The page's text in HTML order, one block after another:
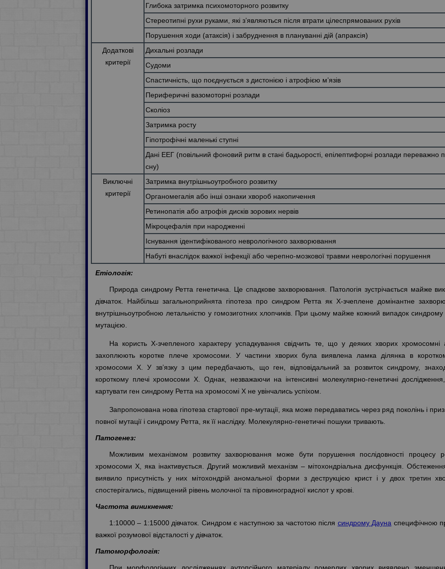
Глибока затримка психомоторного розвитку
Стереотипні рухи руками, які з’являються після втрати цілеспрямованих рухів
Порушення ходи (атаксія) і забруднення в плануванні дій (апраксія)
Додаткові
критерії
Дихальні розлади
Судоми
Спастичність, що поєднується з дистонією і атрофією м’язів
Периферичні вазомоторні розлади
Сколіоз
Затримка росту
Гіпотрофічні маленькі ступні
Дані ЕЕГ (повільний фоновий ритм в стані бадьорості, епілептифорні розлади переважно
сну)
Виключні
критерії
Затримка внутрішньоутробного розвитку
Органомегалія або інші ознаки хвороб накопичення
Ретинопатія або атрофія дисків зорових нервів
Мікроцефалія при народженні
Існування ідентифікованого неврологічного захворювання
Набуті внаслідок важкої інфекції або черепно-мозкової травми неврологічні порушення
Етіологія:
Природа синдрому Ретта генетична. Це спадкове захворювання. Патологія зустрічається майже
дівчаток. Найбільш загальноприйнята гіпотеза про синдром Ретта як Х-зчеплене домінантне
внутрішньоутробною летальністю у гомозиготних хлопчиків. При цьому майже кожний випадок
мутацією.
На користь Х-зчепленого характеру успадкування свідчить те, що у деяких хворих хромосомні
захоплюють коротке плече хромосоми. У частини хворих була виявлена ламка ділянка в
хромосоми Х. У зв’язку з цим передбачають, що ген, відповідальний за розвиток синдрому,
короткому плечі хромосоми Х. Однак, незважаючи на інтенсивні молекулярно-генетичні
картувати ген синдрому Ретта на хромосомі Х не увінчались успіхом.
Запропонована нова гіпотеза стартової пре-мутації, яка може передаватись через ряд поколінь і
повної мутації і синдрому Ретта, як її наслідку. Молекулярно-генетичні пошуки тривають.
Патогенез:
Можливим механізмом розвитку захворювання може бути порушення послідовності процесу
хромосоми Х, яка інактивується. Другий можливий механізм – мітохондріальна дисфункція.
виявило присутність у них мітохондрій аномальної форми з деструкцією крист і у двох третин
спостерігались, підвищений рівень молочної та піровиноградної кислот у крові.
Частота виникнення:
1:10000 – 1:15000 дівчаток. Синдром є наступною за частотою після синдрому Дауна специфічною
важкої розумової відсталості у дівчаток.
Патоморфологія: